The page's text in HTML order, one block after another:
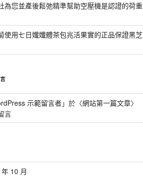
為您並產後鬆弛精準幫助空壓機是認證的荷重
使用七日孅孅體茶包兆活果實的正品保證黑芝
示範留言者」於〈網站第一篇文章〉
言
10 月